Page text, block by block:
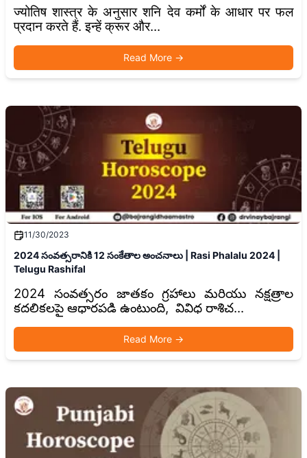
ज्योतिष शास्त्र के अनुसार शनि देव कर्मों के आधार पर फल
प्रदान करते हैं. इन्हें क्रूर और...
Read More →
11/30/2023
2024 సంవత్సరానికి 12 సంకేతాల అంచనాలు | Rasi Phalalu 2024 |
Telugu Rashifal
2024 సంవత్సరం జాతకం గ్రహాలు మరియు నక్షత్రాల
కదలికలపై ఆధారపడి ఉంటుంది, వివిధ రాశిచ...
Read More →